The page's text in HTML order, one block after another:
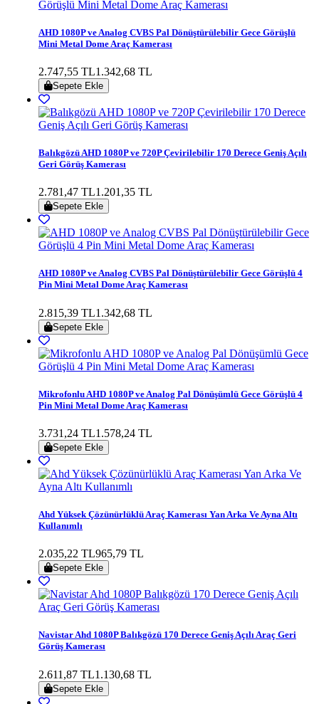
AHD 1080P ve Analog CVBS Pal Dönüştürülebilir Gece Görüşlü
Mini Metal Dome Araç Kamerası
2.747,55 TL1.342,68 TL
Sepete Ekle
Balıkgözü AHD 1080P ve 720P Çevirilebilir 170 Derece Geniş Açılı
Geri Görüş Kamerası
2.781,47 TL1.201,35 TL
Sepete Ekle
AHD 1080P ve Analog CVBS Pal Dönüştürülebilir Gece Görüşlü 4
Pin Mini Metal Dome Araç Kamerası
2.815,39 TL1.342,68 TL
Sepete Ekle
Mikrofonlu AHD 1080P ve Analog Pal Dönüşümlü Gece Görüşlü 4
Pin Mini Metal Dome Araç Kamerası
3.731,24 TL1.578,24 TL
Sepete Ekle
Ahd Yüksek Çözünürlüklü Araç Kamerası Yan Arka Ve Ayna Altı
Kullanımlı
2.035,22 TL965,79 TL
Sepete Ekle
Navistar Ahd 1080P Balıkgözü 170 Derece Geniş Açılı Araç Geri
Görüş Kamerası
2.611,87 TL1.130,68 TL
Sepete Ekle